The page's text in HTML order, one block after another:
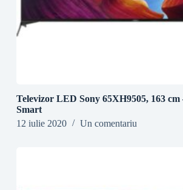
Televizor LED Sony 65XH9505, 163
Smart
12 iulie 2020
Un comentariu